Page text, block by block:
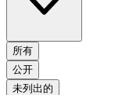
所有
公开
未列出的